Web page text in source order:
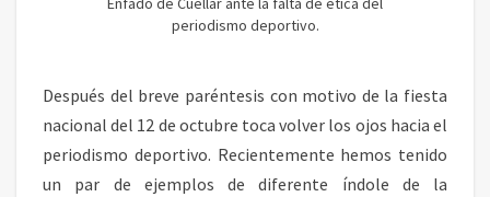
:
N
S
A
periodismo deportivo.
Después del breve paréntesis con motivo de la fiesta
nacional del 12 de octubre toca volver los ojos hacia el
periodismo deportivo. Recientemente hemos tenido
un par de ejemplos de diferente índole de la